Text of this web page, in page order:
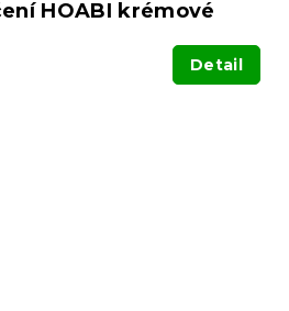
HOABI krémové
Detail